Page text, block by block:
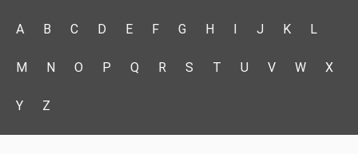
A B C D E F G H I J K L
M N O P Q R S T U V W X
Y Z